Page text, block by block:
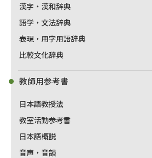
漢字・漢和辞典
語学・文法辞典
表現・用字用語辞典
比較文化辞典
教師用参考書
日本語教授法
教室活動参考書
日本語概説
音声・音韻